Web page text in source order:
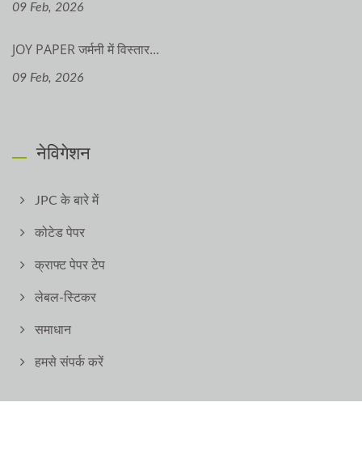
09 Feb, 2026
JOY PAPER जर्मनी में विस्तार...
09 Feb, 2026
नेविगेशन
JPC के बारे में
कोटेड पेपर
क्राफ्ट पेपर टेप
लेबल-स्टिकर
समाधान
हमसे संपर्क करें